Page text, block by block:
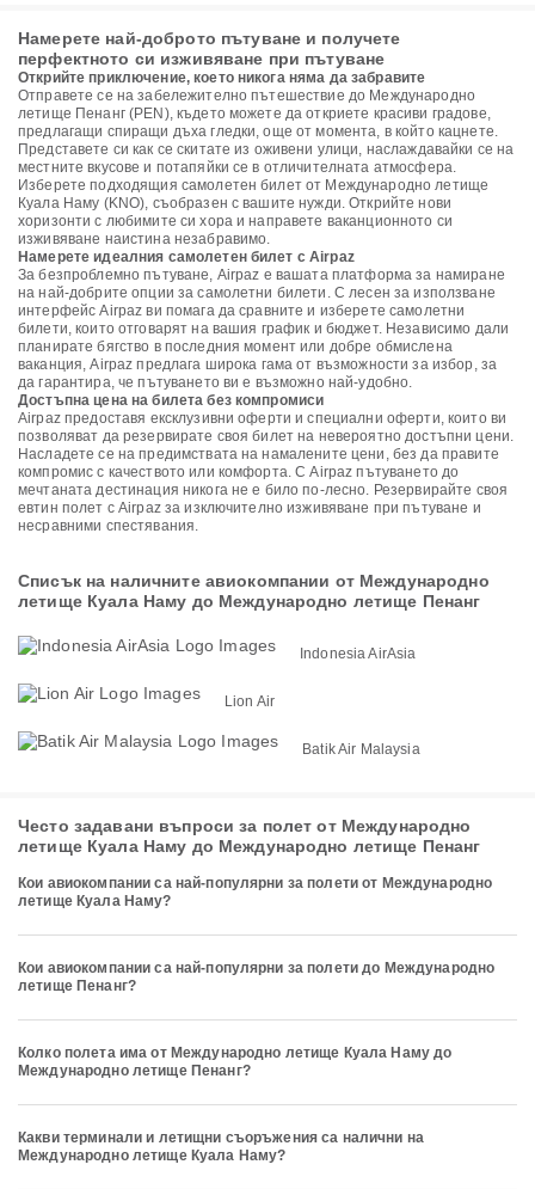
Намерете най-доброто пътуване и получете
перфектното си изживяване при пътуване
Открийте приключение, което никога няма да забравите
Отправете се на забележително пътешествие до Международно
летище Пенанг (PEN), където можете да откриете красиви градове,
предлагащи спиращи дъха гледки, още от момента, в който кацнете.
Представете си как се скитате из оживени улици, наслаждавайки се на
местните вкусове и потапяйки се в отличителната атмосфера.
Изберете подходящия самолетен билет от Международно летище
Куала Наму (KNO), съобразен с вашите нужди. Открийте нови
хоризонти с любимите си хора и направете ваканционното си
изживяване наистина незабравимо.
Намерете идеалния самолетен билет с Airpaz
За безпроблемно пътуване, Airpaz е вашата платформа за намиране
на най-добрите опции за самолетни билети. С лесен за използване
интерфейс Airpaz ви помага да сравните и изберете самолетни
билети, които отговарят на вашия график и бюджет. Независимо дали
планирате бягство в последния момент или добре обмислена
ваканция, Airpaz предлага широка гама от възможности за избор, за
да гарантира, че пътуването ви е възможно най-удобно.
Достъпна цена на билета без компромиси
Airpaz предоставя ексклузивни оферти и специални оферти, които ви
позволяват да резервирате своя билет на невероятно достъпни цени.
Насладете се на предимствата на намалените цени, без да правите
компромис с качеството или комфорта. С Airpaz пътуването до
мечтаната дестинация никога не е било по-лесно. Резервирайте своя
евтин полет с Airpaz за изключително изживяване при пътуване и
несравними спестявания.
Списък на наличните авиокомпании от Международно
летище Куала Наму до Международно летище Пенанг
Indonesia AirAsia
Lion Air
Batik Air Malaysia
Често задавани въпроси за полет от Международно
летище Куала Наму до Международно летище Пенанг
Кои авиокомпании са най-популярни за полети от Международно
летище Куала Наму?
Кои авиокомпании са най-популярни за полети до Международно
летище Пенанг?
Колко полета има от Международно летище Куала Наму до
Международно летище Пенанг?
Какви терминали и летищни съоръжения са налични на
Международно летище Куала Наму?